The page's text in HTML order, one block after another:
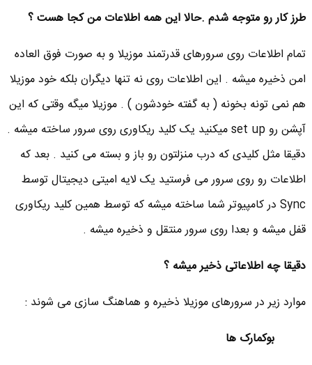
طرز کار رو متوجه شدم .حالا این همه اطلاعات من کجا هست ؟
تمام اطلاعات روی سرورهای قدرتمند موزیلا و به صورت فوق العاده
امن ذخیره میشه . این اطلاعات روی نه تنها دیگران بلکه خود موزیلا
هم نمی تونه بخونه ( به گفته خودشون ) . موزیلا میگه وقتی که این
آپشن رو set up میکنید یک کلید ریکاوری روی سرور ساخته میشه .
دقیقا مثل کلیدی که درب منزلتون رو باز و بسته می کنید . بعد که
اطلاعات رو روی سرور می فرستید یک لایه امیتی دیجیتال توسط
Sync در کامپیوتر شما ساخته میشه که توسط همین کلید ریکاوری
قفل میشه و بعدا روی سرور منتقل و ذخیره میشه .
دقیقا چه اطلاعاتی ذخیر میشه ؟
موارد زیر در سرورهای موزیلا ذخیره و هماهنگ سازی می شوند :
بوکمارک ها